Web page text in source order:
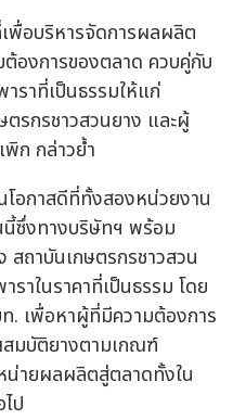
พื่อบริหารจัดการผลผลิต
องการของตลาด ควบคู่กับ
ราที่เป็นธรรมให้แก่
ตรกรชาวสวนยาง และผู้
พิก กล่าวย้ำ
โอกาสดีที่ทั้งสองหน่วยงาน
ซึ่งทางบริษัทฯ พร้อม
สถาบันเกษตรกรชาวสวน
าในราคาที่เป็นธรรม โดย
. เพื่อหาผู้ที่มีความต้องการ
มบัติยางตามเกณฑ์
น่ายผลผลิตสู่ตลาดทั้งใน
ป